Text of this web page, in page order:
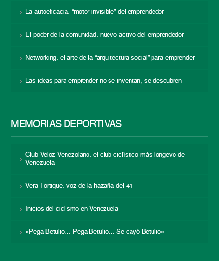
La autoeficacia: “motor invisible” del emprendedor
El poder de la comunidad: nuevo activo del emprendedor
Networking: el arte de la “arquitectura social” para emprender
Las ideas para emprender no se inventan, se descubren
MEMORIAS DEPORTIVAS
Club Veloz Venezolano: el club ciclístico más longevo de
Venezuela
Vera Fortique: voz de la hazaña del 41
Inicios del ciclismo en Venezuela
«Pega Betulio… Pega Betulio… Se cayó Betulio»